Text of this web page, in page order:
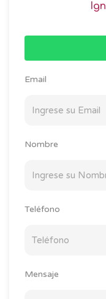
Email
Nombre
Teléfono
Mensaje